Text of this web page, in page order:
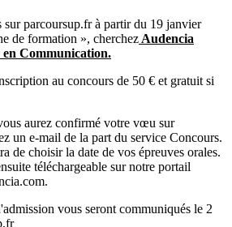
sur parcoursup.fr à partir du 19 janvier
de formation », cherchez Audencia
en Communication.
au concours de 50 € et gratuit si
aurez confirmé votre vœu sur
un e-mail de la part du service Concours.
de choisir la date de vos épreuves orales.
téléchargeable sur notre portail
vous seront communiqués le 2